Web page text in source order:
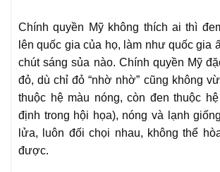
Chính quyền Mỹ không thích ai thì
lên quốc gia của họ, làm như quốc gia
chút sáng sủa nào. Chính quyền Mỹ
đỏ, dù chỉ đỏ “nhờ nhờ” cũng không
thuộc hệ màu nóng, còn đen thuộc
định trong hội họa), nóng và lạnh
lửa, luôn đối chọi nhau, không thể
được.